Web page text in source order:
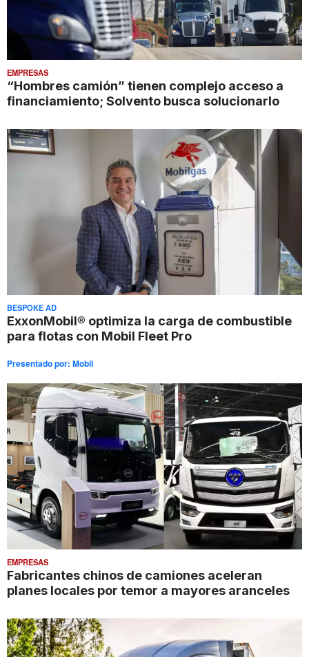
EMPRESAS
“Hombres camión” tienen complejo acceso a
financiamiento; Solvento busca solucionarlo
BESPOKE AD
ExxonMobil® optimiza la carga de combustible
para flotas con Mobil Fleet Pro
Presentado por: Mobil
EMPRESAS
Fabricantes chinos de camiones aceleran
planes locales por temor a mayores aranceles